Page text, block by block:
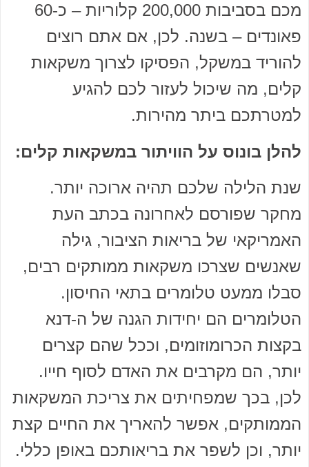
מכם בסביבות 200,000 קלוריות – כ-60
פאונדים – בשנה. לכן, אם אתם רוצים
להוריד במשקל, הפסיקו לצרוך משקאות
קלים, מה שיכול לעזור לכם להגיע
למטרתכם ביתר מהירות.
להלן בונוס על הוויתור במשקאות קלים:
שנת הלילה שלכם תהיה ארוכה יותר.
מחקר שפורסם לאחרונה בכתב העת
האמריקאי של בריאות הציבור, גילה
שאנשים שצרכו משקאות ממותקים רבים,
סבלו ממעט טלומרים בתאי החיסון.
הטלומרים הם יחידות הגנה של ה-דנא
בקצות הכרומוזומים, וככל שהם קצרים
יותר, הם מקרבים את האדם לסוף חייו.
לכן, בכך שמפחיתים את צריכת המשקאות
הממותקים, אפשר להאריך את החיים קצת
יותר, וכן לשפר את בריאותכם באופן כללי.